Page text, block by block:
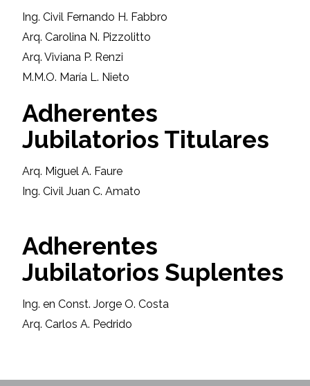
Ing. Civil Fernando H. Fabbro
Arq. Carolina N. Pizzolitto
Arq. Viviana P. Renzi
M.M.O. María L. Nieto
Adherentes
Jubilatorios Titulares
Arq. Miguel A. Faure
Ing. Civil Juan C. Amato
Adherentes
Jubilatorios Suplentes
Ing. en Const. Jorge O. Costa
Arq. Carlos A. Pedrido